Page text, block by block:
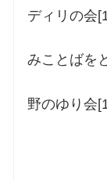
ディリの会
みことばを
野のゆり会